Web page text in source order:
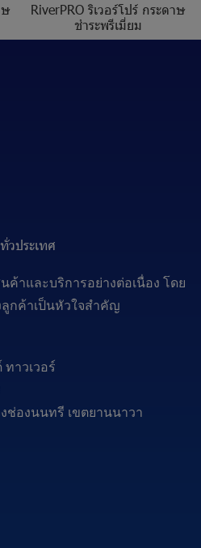
ษ
RiverPRO ริเวอร์โปร์ กระดาษ
ชำระพรีเมี่ยม
วประเทศ
ค้าและบริการอย่างต่อเนื่อง โดย
กค้าเป็นหัวใจสำคัญ
ทาวเวอร์
ช่องนนทรี เขตยานนาวา